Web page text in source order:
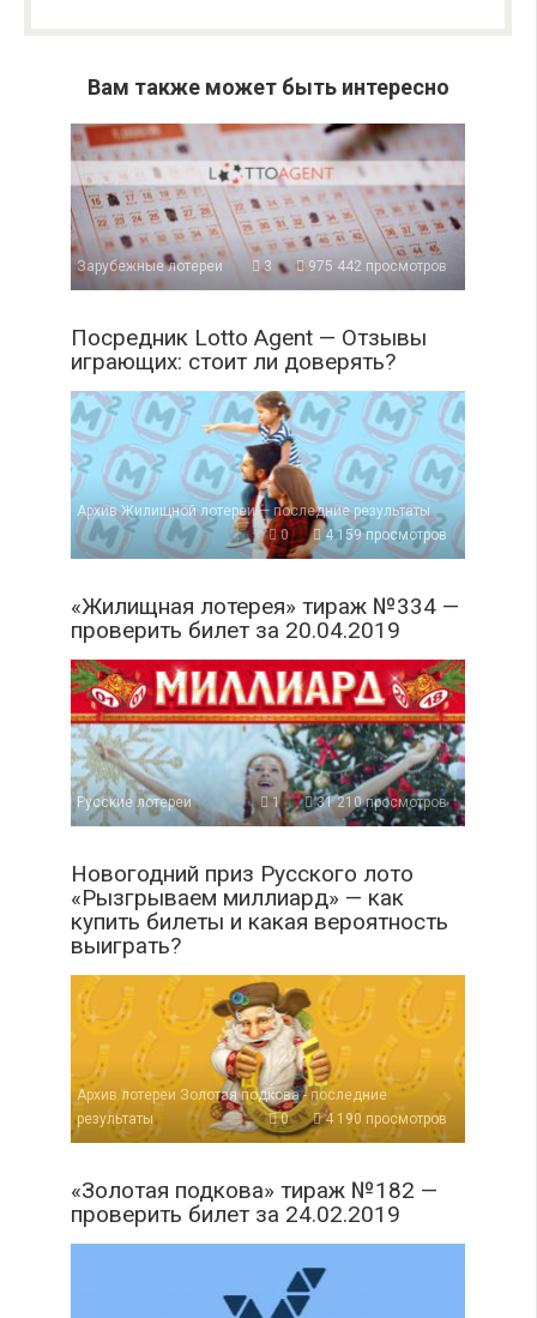
Вам также может быть интересно
Зарубежные лотереи 3 975 442 просмотров
Посредник Lotto Agent — Отзывы
играющих: стоит ли доверять?
Архив Жилищной лотереи — последние результаты
0
4 159 просмотров
«Жилищная лотерея» тираж №334 —
проверить билет за 20.04.2019
Русские лотереи 1 31 210 просмотров
Новогодний приз Русского лото
«Рызгрываем миллиард» — как
купить билеты и какая вероятность
выиграть?
Архив лотереи Золотая подкова - последние
результаты
0 4 190 просмотров
«Золотая подкова» тираж №182 —
проверить билет за 24.02.2019